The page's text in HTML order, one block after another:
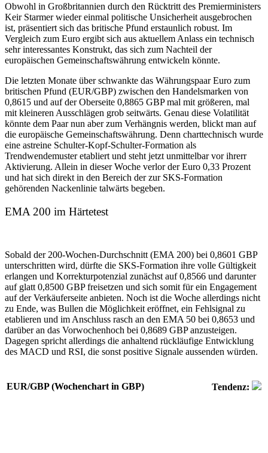
Obwohl in Großbritannien durch den Rücktritt des Premierministers
Keir Starmer wieder einmal politische Unsicherheit ausgebrochen
ist, präsentiert sich das britische Pfund erstaunlich robust. Im
Vergleich zum Euro ergibt sich aus aktuellem Anlass ein technisch
sehr interessantes Konstrukt, das sich zum Nachteil der
europäischen Gemeinschaftswährung entwickeln könnte.
Die letzten Monate über schwankte das Währungspaar Euro zum
britischen Pfund (EUR/GBP) zwischen den Handelsmarken von
0,8615 und auf der Oberseite 0,8865 GBP mal mit größeren, mal
mit kleineren Ausschlägen grob seitwärts. Genau diese Volatilität
könnte dem Paar nun aber zum Verhängnis werden, blickt man auf
die europäische Gemeinschaftswährung. Denn charttechnisch wurde
eine astreine Schulter-Kopf-Schulter-Formation als
Trendwendemuster etabliert und steht jetzt unmittelbar vor ihrerr
Aktivierung. Allein in dieser Woche verlor der Euro 0,33 Prozent
und hat sich direkt in den Bereich der zur SKS-Formation
gehörenden Nackenlinie talwärts begeben.
EMA 200 im Härtetest
Sobald der 200-Wochen-Durchschnitt (EMA 200) bei 0,8601 GBP
unterschritten wird, dürfte die SKS-Formation ihre volle Gültigkeit
erlangen und Korrekturpotenzial zunächst auf 0,8566 und darunter
auf glatt 0,8500 GBP freisetzen und sich somit für ein Engagement
auf der Verkäuferseite anbieten. Noch ist die Woche allerdings nicht
zu Ende, was Bullen die Möglichkeit eröffnet, ein Fehlsignal zu
etablieren und im Anschluss rasch an den EMA 50 bei 0,8653 und
darüber an das Vorwochenhoch bei 0,8689 GBP anzusteigen.
Dagegen spricht allerdings die anhaltend rückläufige Entwicklung
des MACD und RSI, die sonst positive Signale aussenden würden.
EUR/GBP (Wochenchart in GBP) Tendenz: